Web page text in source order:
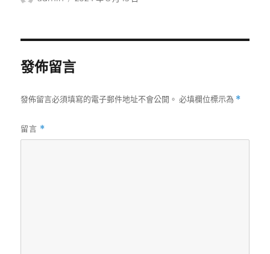
發佈留言
發佈留言必須填寫的電子郵件地址不會公開。 必填欄位標示為 *
留言 *